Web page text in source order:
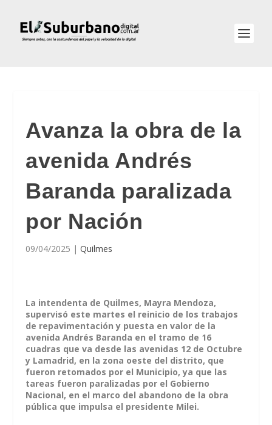
Avanza la obra de la
avenida Andrés
Baranda paralizada
por Nación
09/04/2025 |Quilmes
La intendenta de Quilmes, Mayra Mendoza,
supervisó este martes el reinicio de los trabajos
de repavimentación y puesta en valor de la
avenida Andrés Baranda en el tramo de 16
cuadras que va desde las avenidas 12 de Octubre
y Lamadrid, en la zona oeste del distrito, que
fueron retomados por el Municipio, ya que las
tareas fueron paralizadas por el Gobierno
Nacional, en el marco del abandono de la obra
pública que impulsa el presidente Milei.